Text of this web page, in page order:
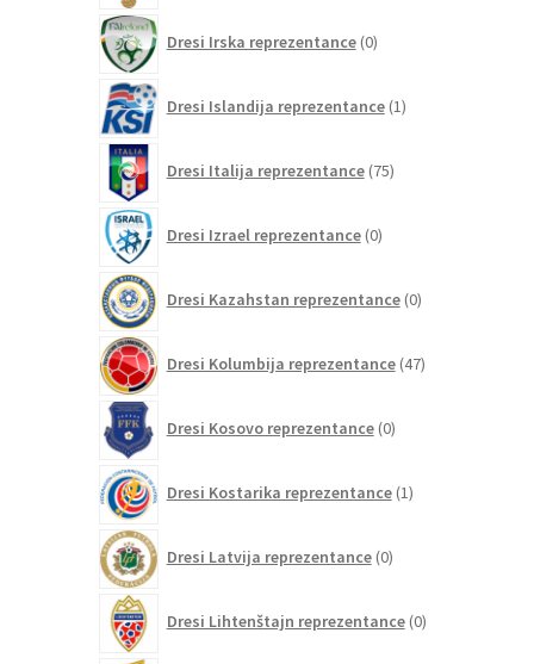
Dresi Irska reprezentance 0izdelkov
Dresi Islandija reprezentance 1izdelek
Dresi Italija reprezentance 75izdelkov
Dresi Izrael reprezentance 0izdelkov
Dresi Kazahstan reprezentance 0izdelkov
Dresi Kolumbija reprezentance 47izdelkov
Dresi Kosovo reprezentance 0izdelkov
Dresi Kostarika reprezentance 1izdelek
Dresi Latvija reprezentance 0izdelkov
Dresi Lihtenštajn reprezentance 0izdelkov